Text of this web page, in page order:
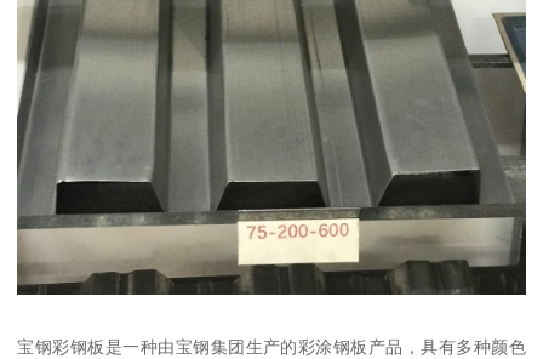
宝钢彩钢板是一种由宝钢集团生产的彩涂钢板产品，具有多种颜色